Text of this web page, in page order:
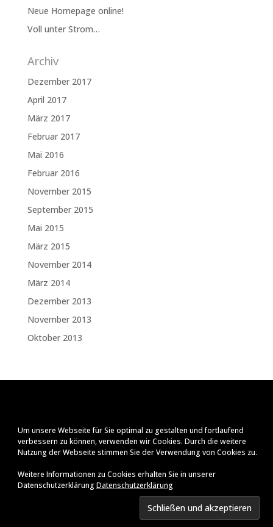
Neue Homepage online!
Voll unter Strom…
Archiv
Dezember 2017
April 2017
März 2017
Februar 2017
Mai 2016
Februar 2016
November 2015
September 2015
Mai 2015
März 2015
November 2014
März 2014
Dezember 2013
November 2013
Oktober 2013
Um unsere Webseite für Sie optimal zu gestalten und fortlaufend
verbessern zu können, verwenden wir Cookies. Durch die weitere
Nutzung der Webseite stimmen Sie der Verwendung von Cookies zu.
Weitere Informationen zu Cookies erhalten Sie in unserer
DatenschutzerklärungDatenschutzerklärung
© Ralf Zenker 2017